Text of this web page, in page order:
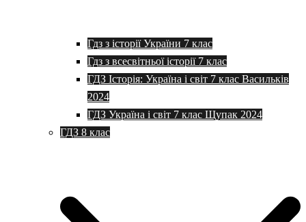
Гдз з історії України 7 клас
Гдз з всесвітньої історії 7 клас
ГДЗ Історія: Україна і світ 7 клас Васильків
2024
ГДЗ Україна і світ 7 клас Щупак 2024
ГДЗ 8 клас